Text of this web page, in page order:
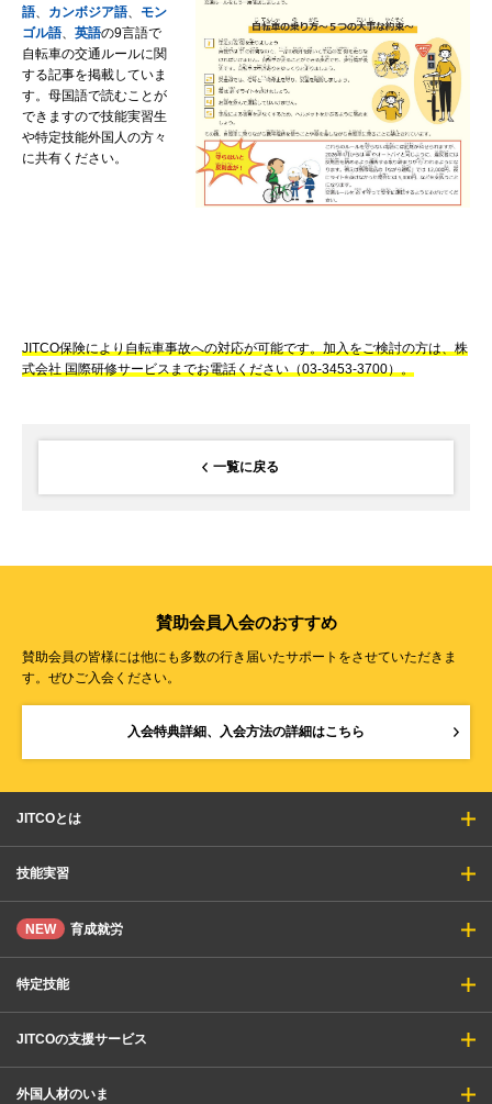
語、 カンボジア語、 モン
ゴル語、 英語の9言語で
自転車の交通ルールに関
する記事を掲載していま
す。母国語で読むことが
できますので技能実習生
や特定技能外国人の方々
に共有ください。
JITCO保険により自転車事故への対応が可能です。加入をご検討の方は、株
式会社 国際研修サービスまでお電話ください（03-3453-3700）。
一覧に戻る
賛助会員入会のおすすめ
賛助会員の皆様には他にも多数の行き届いたサポートをさせていただきま
す。ぜひご入会ください。
入会特典詳細、入会方法の詳細はこちら
JITCOとは
技能実習
NEW 育成就労
特定技能
JITCOの支援サービス
外国人材のいま